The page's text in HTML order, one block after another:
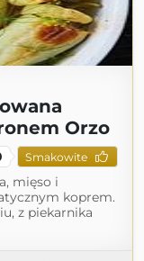
Orzo
Smakowite
mięso i
koprem.
z piekarnika